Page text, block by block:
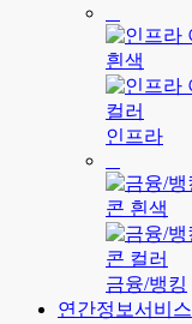
인프라
금융/뱅킹
연간정보서비스